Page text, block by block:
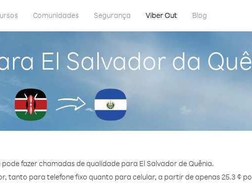
Comunidades Segurança Viber Out Blog
El Salvador da
pode fazer chamadas de qualidade para El Salvador de Quênia.
tanto para telefone fixo quanto para celular, a partir de apenas 25.3 ¢